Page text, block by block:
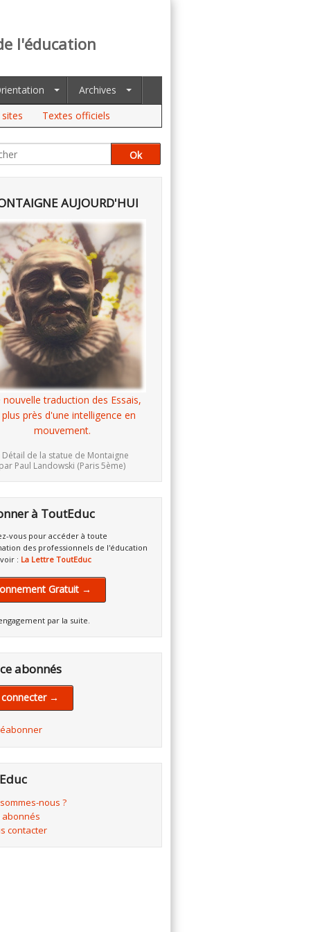
l'éducation
Archives
Textes officiels
AUJOURD'HUI
nouvelle traduction des Essais,
près d'une intelligence en
mouvement.
de la statue de Montaigne
par Paul Landowski (Paris 5ème)
à ToutEduc
vous pour accéder à toute
des professionnels de l'éducation
: La Lettre ToutEduc
Gratuit →
par la suite.
abonnés
connecter →
nous ?
abonnés
contacter